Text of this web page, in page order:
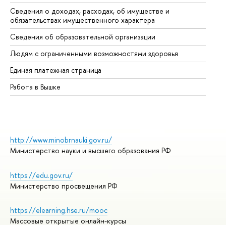
Сведения о доходах, расходах, об имуществе и
обязательствах имущественного характера
Сведения об образовательной организации
Людям с ограниченными возможностями здоровья
Единая платежная страница
Работа в Вышке
http://www.minobrnauki.gov.ru/
Министерство науки и высшего образования РФ
https://edu.gov.ru/
Министерство просвещения РФ
https://elearning.hse.ru/mooc
Массовые открытые онлайн-курсы